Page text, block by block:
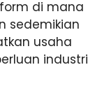
di mana
sedemikian
usaha
industri